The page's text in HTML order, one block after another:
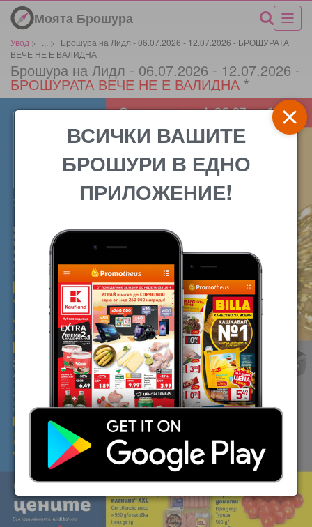
Моята Брошура
Увод > >
Брошура на Лидл - 06.07.2026 - 12.07.2026 - БРОШУРАТА
ВЕЧЕ НЕ Е ВАЛИДНА
Брошура на Лидл - 06.07.2026 - 12.07.2026 -
БРОШУРАТА ВЕЧЕ НЕ Е ВАЛИДНА *
ВСИЧКИ ВАШИТЕ
БРОШУРИ В ЕДНО
ПРИЛОЖЕНИЕ!